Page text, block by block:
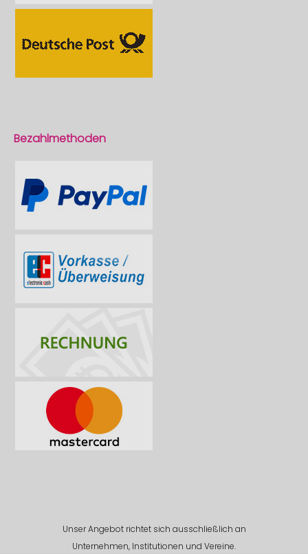
Bezahlmethoden
Unser Angebot richtet sich ausschließlich an
Unternehmen, Institutionen und Vereine.